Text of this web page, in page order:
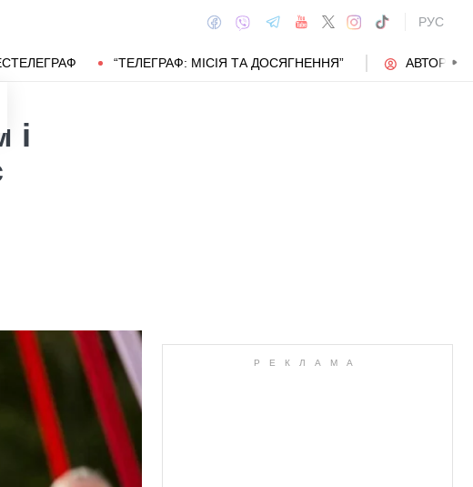
РУС
“ТЕЛЕГРАФ: МІСІЯ ТА ДОСЯГНЕННЯ” АВТОРИ
і